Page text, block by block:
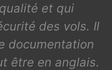
et qui
des vols. Il
documentation
être en anglais.